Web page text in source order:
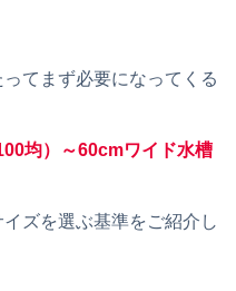
てまず必要になってくる
均）～60cmワイド水槽
ズを選ぶ基準をご紹介し